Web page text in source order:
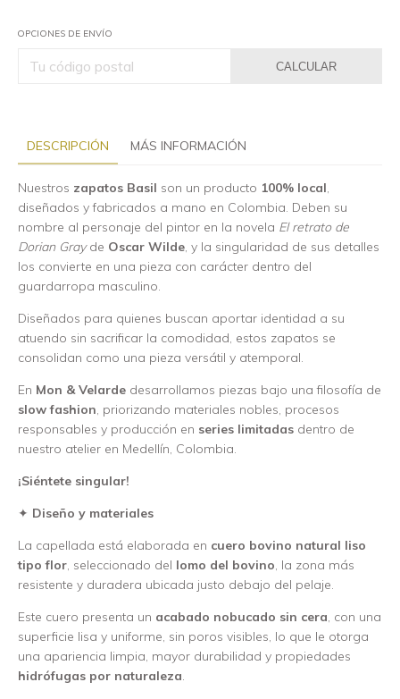
OPCIONES DE ENVÍO
CALCULAR
DESCRIPCIÓN MÁS INFORMACIÓN
Nuestros zapatos Basil son un producto 100% local,
diseñados y fabricados a mano en Colombia. Deben su
nombre al personaje del pintor en la novela El retrato de
Dorian Grayde Oscar Wilde, y la singularidad de sus detalles
los convierte en una pieza con carácter dentro del
guardarropa masculino.
Diseñados para quienes buscan aportar identidad a su
atuendo sin sacrificar la comodidad, estos zapatos se
consolidan como una pieza versátil y atemporal.
En Mon & Velarde desarrollamos piezas bajo una filosofía de
slow fashion, priorizando materiales nobles, procesos
responsables y producción en series limitadas dentro de
nuestro atelier en Medellín, Colombia.
¡Siéntete singular!
✦ Diseño y materiales
La capellada está elaborada en cuero bovino natural liso
tipo flor, seleccionado del lomo del bovino, la zona más
resistente y duradera ubicada justo debajo del pelaje.
Este cuero presenta un acabado nobucado sin cera, con una
superficie lisa y uniforme, sin poros visibles, lo que le otorga
una apariencia limpia, mayor durabilidad y propiedades
hidrófugas por naturaleza.